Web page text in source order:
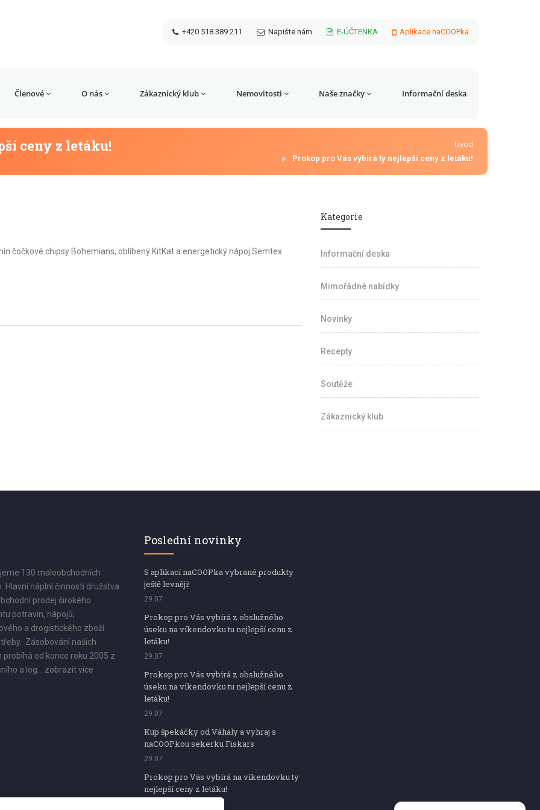
+420 518 389 211 Napište nám E-ÚČTENKA Aplikace naCOOPka
Členové O nás Zákaznický klub Nemovitosti Naše značky Informační deska
ceny z letáku!
Úvod
Prokop pro Vás vybírá ty nejlepší ceny z letáku!
čočkové chipsy Bohemians, oblíbený KitKat a energetický nápoj Semtex
Kategorie
Informační deska
Mimořádné nabídky
Novinky
Recepty
Soutěže
Zákaznický klub
130 maloobchodních
Hlavní náplní činnosti družstva
prodej širokého
potravin, nápojů,
a drogistického zboží
Zásobování našich
probíhá od konce roku 2005 z
a log... zobrazit více
Poslední novinky
S aplikací naCOOPka vybrané produkty
ještě levněji!
29.07
Prokop pro Vás vybírá z obslužného
úseku na víkendovku tu nejlepší cenu z
letáku!
29.07
Prokop pro Vás vybírá z obslužného
úseku na víkendovku tu nejlepší cenu z
letáku!
29.07
Kup špekáčky od Váhaly a vyhraj s
naCOOPkou sekerku Fiskars
29.07
Prokop pro Vás vybírá na víkendovku ty
nejlepší ceny z letáku!